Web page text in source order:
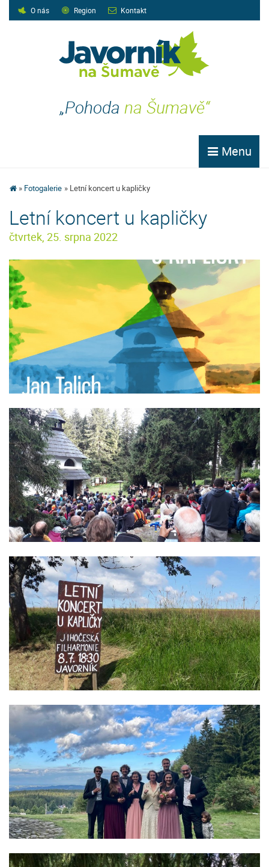
O nás Region Kontakt
„Pohoda na Šumavě“
Menu
Fotogalerie Letní koncert u kapličky
Letní koncert u kapličky
čtvrtek, 25. srpna 2022